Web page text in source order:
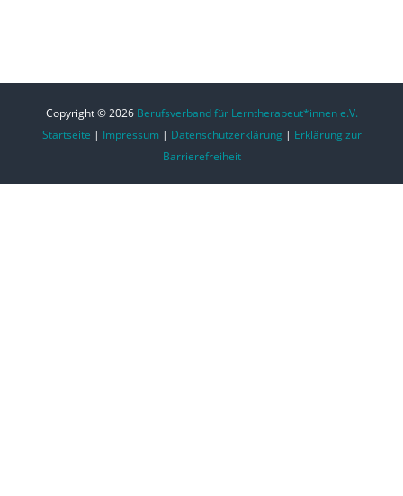
Copyright © 2026 Berufsverband für Lerntherapeut*innen e.V.
Startseite | Impressum | Datenschutzerklärung | Erklärung zur
Barrierefreiheit